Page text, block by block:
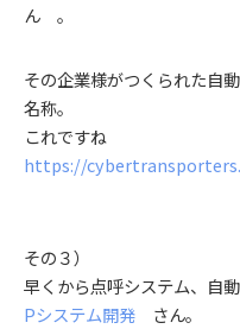
ん 。
その企業様がつくられた
名称。
これですね
https://
その３）
早くから点呼システム、自
Pシステム開発 さん。